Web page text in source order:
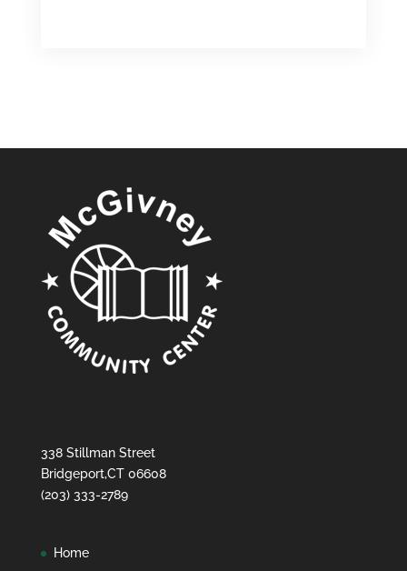
338 Stillman Street
Bridgeport,CT 06608
(203) 333-2789
Home